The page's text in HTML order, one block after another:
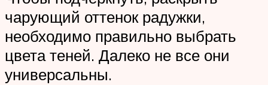
чарующий оттенок радужки,
необходимо правильно выбрать
цвета теней. Далеко не все они
универсальны.